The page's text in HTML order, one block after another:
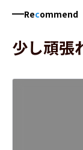
Recommend
少し頑張